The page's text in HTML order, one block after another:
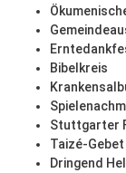
Bibelkreis
Stuttgarter
Taizé-Gebet
Dringend